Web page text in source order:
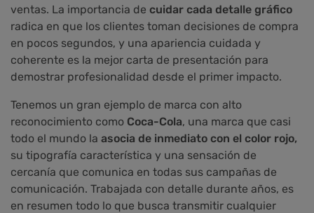
ventas. La importancia de cuidar cada detalle gráfico
radica en que los clientes toman decisiones de compra
en pocos segundos, y una apariencia cuidada y
coherente es la mejor carta de presentación para
demostrar profesionalidad desde el primer impacto.
Tenemos un gran ejemplo de marca con alto
reconocimiento como Coca-Cola, una marca que casi
todo el mundo la asocia de inmediato con el color rojo,
su tipografía característica y una sensación de
cercanía que comunica en todas sus campañas de
comunicación. Trabajada con detalle durante años, es
en resumen todo lo que busca transmitir cualquier